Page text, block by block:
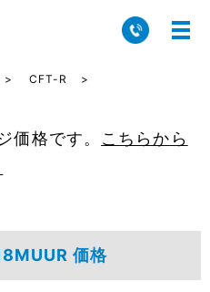
CFT-R
価格です。 こちらから
価格